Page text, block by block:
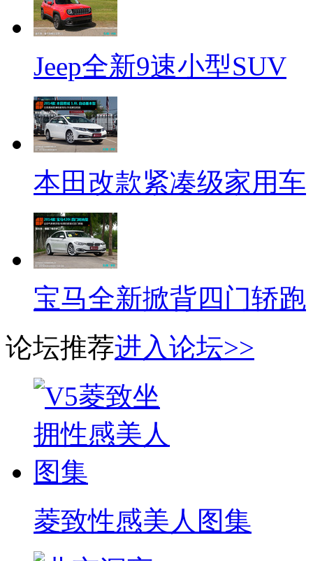
Jeep全新9速小型SUV
本田改款紧凑级家用车
宝马全新掀背四门轿跑
论坛推荐进入论坛>>
菱致性感美人图集